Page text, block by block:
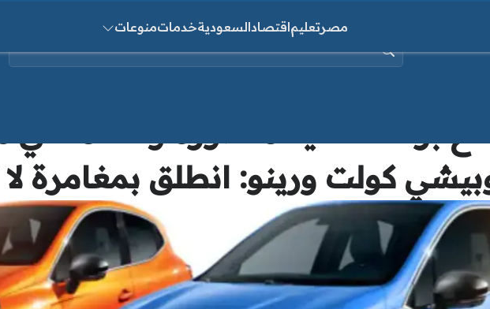
مصرتعليماقتصادالسعوديةخدماتمنوعات
كولت ورينو: انطلق بمغامرة